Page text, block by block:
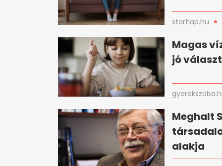
startlap.hu
Magas
jó
Meghalt
alakja